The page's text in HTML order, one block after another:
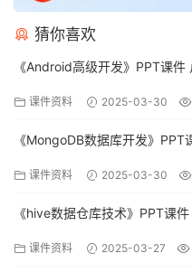
猜你喜欢
《Android高级开发》PPT课
课件资料 2025-03-30
《MongoDB数据库开发》
课件资料 2025-03-30
《hive数据仓库技术》PPT课
课件资料 2025-03-27